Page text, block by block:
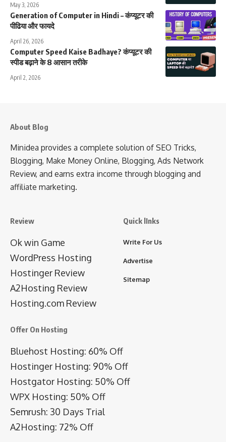
May 3, 2026
Generation of Computer in Hindi – कंप्यूटर की
पीढिया और फायदे
April 26, 2026
Computer Speed Kaise Badhaye? कंप्यूटर की
स्पीड बढ़ाने के 8 आसान तरीके
April 2, 2026
About Blog
Minidea provides a complete solution of SEO Tricks,
Blogging, Make Money Online, Blogging, Ads Network
Review, and earns extra income through blogging and
affiliate marketing.
Review
Ok win Game
WordPress Hosting
Hostinger Review
A2Hosting Review
Hosting.com Review
Quick lInks
Write For Us
Advertise
Sitemap
Offer On Hosting
Bluehost Hosting: 60% Off
Hostinger Hosting: 90% Off
Hostgator Hosting: 50% Off
WPX Hosting: 50% Off
Semrush: 30 Days Trial
A2Hosting: 72% Off